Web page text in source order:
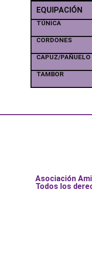
EQUIPACIÓN
TÚNICA
CORDONES
CAPUZ/PAÑUELO
TAMBOR
Asociación
Todos los